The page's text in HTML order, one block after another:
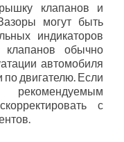
клапанов и
могут быть
индикаторов
обычно
автомобиля
по двигателю. Если
с